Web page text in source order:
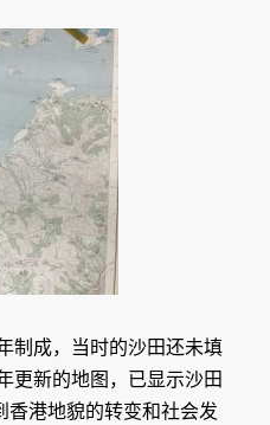
制成，当时的沙田还未填
更新的地图，已显示沙田
香港地貌的转变和社会发